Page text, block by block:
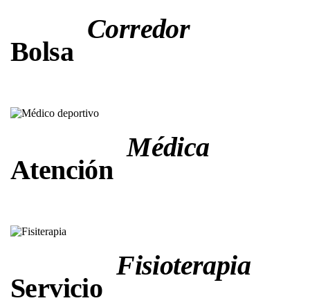
Bolsa
Corredor
Atención
Médica
Servicio
Fisioterapia